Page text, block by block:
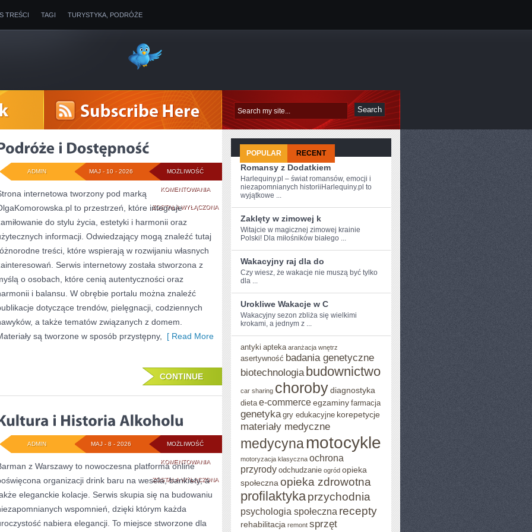
TREŚCI TAGI TURYSTYKA, PODRÓŻE
MOŻLIWOŚĆ
KOMENTOWANIAPODRÓŻE
I
DOSTĘPNOŚĆ
ZOSTAŁA WYŁĄCZONA
MAJ - 10 - 2026
ADMIN
internetowa tworzony pod marką
to przestrzeń, które integruje
do stylu życia, estetyki i harmonii oraz
informacji. Odwiedzający mogą znaleźć tutaj
treści, które wspierają w rozwijaniu własnych
Serwis internetowy została stworzona z
o osobach, które cenią autentyczności oraz
i balansu. W obrębie portalu można znaleźć
dotyczące trendów, pielęgnacji, codziennych
a także tematów związanych z domem.
są tworzone w sposób przystępny,
[ Read More
CONTINUE
MOŻLIWOŚĆ
KOMENTOWANIAKULTURA
I
HISTORIA
ALKOHOLU
ZOSTAŁA WYŁĄCZONA
MAJ - 8 - 2026
ADMIN
z Warszawy to nowoczesna platforma online
organizacji drink baru na wesela, bankiety, a
eleganckie kolacje. Serwis skupia się na budowaniu
wspomnień, dzięki którym każda
nabiera elegancji. To miejsce stworzone dla
POPULAR RECENT
Romansy z Dodatkiem
Harlequiny.pl – świat romansów, emocji i
niezapomnianych historiiHarlequiny.pl to
wyjątkowe ...
Zaklęty w zimowej k
Witajcie w magicznej zimowej krainie
Polski! Dla miłośników białego ...
Wakacyjny raj dla do
Czy wiesz, ⁤że wakacje nie muszą być ​tylko
dla ...
Urokliwe Wakacje w C
Wakacyjny sezon zbliża ‌się ⁣wielkimi
‍krokami, a jednym z ...
antyki apteka aranżacja wnętrz
asertywność badania genetyczne
biotechnologia budownictwo
car sharing chorobydiagnostyka
dieta e-commerceegzaminy farmacja
genetyka gry edukacyjne korepetycje
materiały medyczne
medycynamotocykle
motoryzacja klasyczna ochrona
przyrody odchudzanie ogród opieka
społeczna opieka zdrowotna
profilaktykaprzychodnia
psychologia społeczna recepty
rehabilitacja remont sprzęt